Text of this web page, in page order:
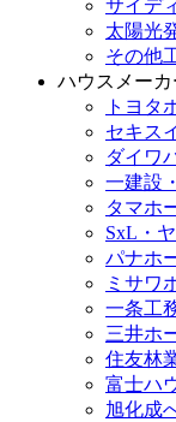
サイデ
太陽光
その他
ハウスメー
トヨタ
セキス
ダイワ
一建設
タマホ
SxL・
パナホ
ミサワ
一条工
三井ホ
住友林
富士ハ
旭化成